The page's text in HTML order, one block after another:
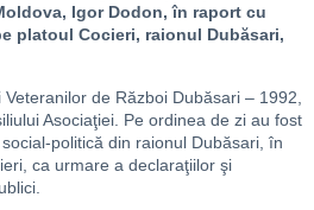
Igor Dodon, în raport cu
platoul Cocieri, raionul Dubăsari,
de Război Dubăsari – 1992,
Asociaţiei. Pe ordinea de zi au fost
politică din raionul Dubăsari, în
ca urmare a declaraţiilor şi